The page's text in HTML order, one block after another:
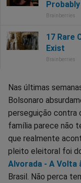
Nas últimas
Bolsonaro
perseguição contra
família parece não
que realmente
pleito eleitoral foi
Alvorada - A Volta
Brasil. Não perca